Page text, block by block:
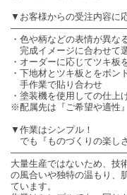
▼お客様からの受注内容に
・色や柄などの表情が異な
完成イメージに合わせて
・オーダーに応じてツキ板
・下地材とツキ板とをボン
手作業で貼り合わせ
・塗装機を使用しての仕上
※配属先は『ご希望や適性
▼作業はシンプル！
でも『ものづくりの楽し
大量生産ではないため、技
の風合いや独特の温もり、
ています。